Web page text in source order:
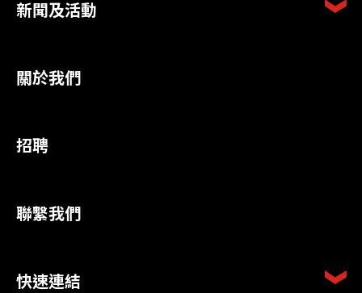
新聞及活動
關於我們
招聘
聯繫我們
快速連結